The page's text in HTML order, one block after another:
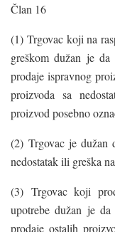
Član 16
(1) Trgovac koji na
greškom dužan je
prodaje ispravnog
proizvoda sa
proizvod posebno
(2) Trgovac je dužan
nedostatak ili greška
(3) Trgovac koji
upotrebe dužan je
prodaje ostalih